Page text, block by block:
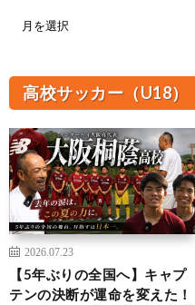
高校サッカー（U18）
2026.07.23
【5年ぶりの全国へ】キャプ
テンの決断が運命を変えた！